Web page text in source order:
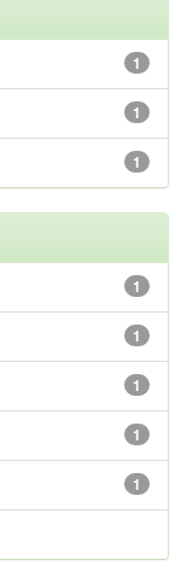
1
1
1
1
1
1
1
1